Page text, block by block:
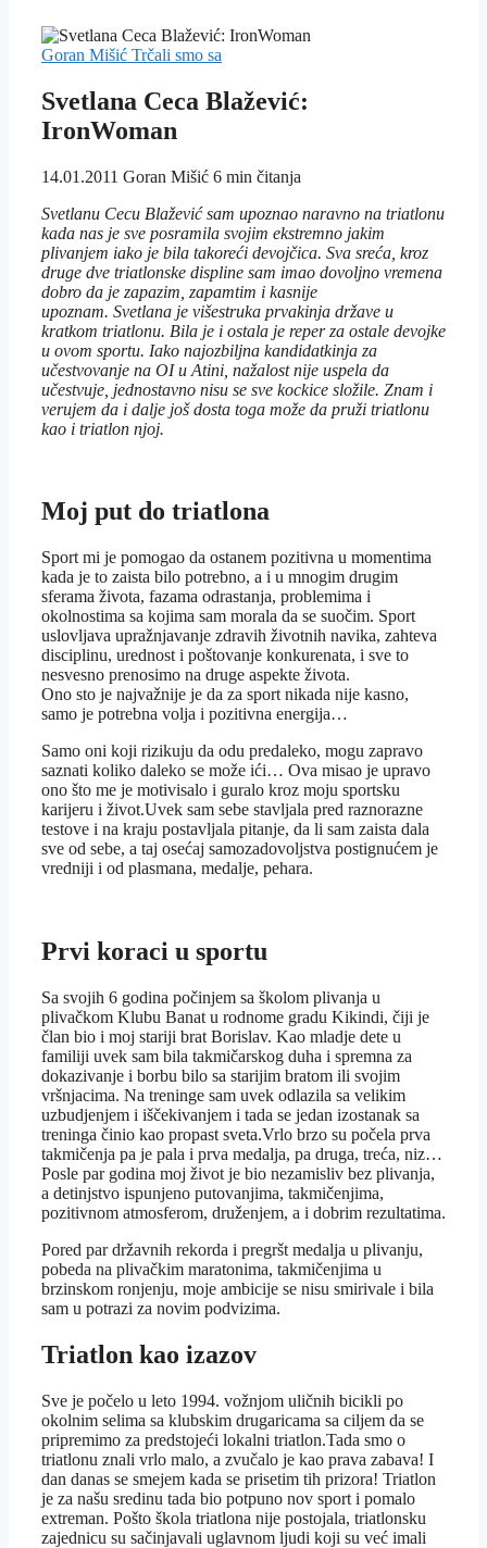
Goran Mišić Trčali smo sa
Svetlana Ceca Blažević:
IronWoman
14.01.2011 Goran Mišić 6 min čitanja
Svetlanu Cecu Blažević sam upoznao naravno na triatlonu
kada nas je sve posramila svojim ekstremno jakim
plivanjem iako je bila takoreći devojčica. Sva sreća, kroz
druge dve triatlonske displine sam imao dovoljno vremena
dobro da je zapazim, zapamtim i kasnije
upoznam. Svetlana je višestruka prvakinja države u
kratkom triatlonu. Bila je i ostala je reper za ostale devojke
u ovom sportu. Iako najozbiljna kandidatkinja za
učestvovanje na OI u Atini, nažalost nije uspela da
učestvuje, jednostavno nisu se sve kockice složile. Znam i
verujem da i dalje još dosta toga može da pruži triatlonu
kao i triatlon njoj.
Moj put do triatlona
Sport mi je pomogao da ostanem pozitivna u momentima
kada je to zaista bilo potrebno, a i u mnogim drugim
sferama života, fazama odrastanja, problemima i
okolnostima sa kojima sam morala da se suočim. Sport
uslovljava upražnjavanje zdravih životnih navika, zahteva
disciplinu, urednost i poštovanje konkurenata, i sve to
nesvesno prenosimo na druge aspekte života.
Ono sto je najvažnije je da za sport nikada nije kasno,
samo je potrebna volja i pozitivna energija…
Samo oni koji rizikuju da odu predaleko, mogu zapravo
saznati koliko daleko se može ići… Ova misao je upravo
ono što me je motivisalo i guralo kroz moju sportsku
karijeru i život.Uvek sam sebe stavljala pred raznorazne
testove i na kraju postavljala pitanje, da li sam zaista dala
sve od sebe, a taj osećaj samozadovoljstva postignućem je
vredniji i od plasmana, medalje, pehara.
Prvi koraci u sportu
Sa svojih 6 godina počinjem sa školom plivanja u
plivačkom Klubu Banat u rodnome gradu Kikindi, čiji je
član bio i moj stariji brat Borislav. Kao mladje dete u
familiji uvek sam bila takmičarskog duha i spremna za
dokazivanje i borbu bilo sa starijim bratom ili svojim
vršnjacima. Na treninge sam uvek odlazila sa velikim
uzbudjenjem i iščekivanjem i tada se jedan izostanak sa
treninga činio kao propast sveta.Vrlo brzo su počela prva
takmičenja pa je pala i prva medalja, pa druga, treća, niz…
Posle par godina moj život je bio nezamisliv bez plivanja,
a detinjstvo ispunjeno putovanjima, takmičenjima,
pozitivnom atmosferom, druženjem, a i dobrim rezultatima.
Pored par državnih rekorda i pregršt medalja u plivanju,
pobeda na plivačkim maratonima, takmičenjima u
brzinskom ronjenju, moje ambicije se nisu smirivale i bila
sam u potrazi za novim podvizima.
Triatlon kao izazov
Sve je počelo u leto 1994. vožnjom uličnih bicikli po
okolnim selima sa klubskim drugaricama sa ciljem da se
pripremimo za predstojeći lokalni triatlon.Tada smo o
triatlonu znali vrlo malo, a zvučalo je kao prava zabava! I
dan danas se smejem kada se prisetim tih prizora! Triatlon
je za našu sredinu tada bio potpuno nov sport i pomalo
extreman. Pošto škola triatlona nije postojala, triatlonsku
zajednicu su sačinjavali uglavnom ljudi koji su već imali